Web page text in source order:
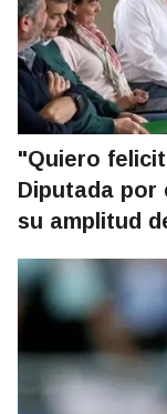
"Quiero
Diputada por
su amplitud